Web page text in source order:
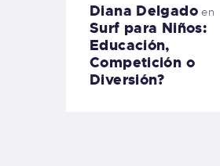
Diana Delgadoen
Surf para Niños:
Educación,
Competición o
Diversión?